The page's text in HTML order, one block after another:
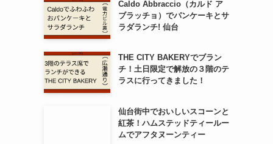
Caldo Abbraccio（カルド ア
ブラッチョ）でパンケーキとサ
ラダランチ! 仙台
THE CITY BAKERYでブラン
チ！土日限定で解放の３階のテ
ラスに行ってきました！
仙台街中でおいしいスコーンと
紅茶！ハムステッドティールー
ムでアフタヌーンティー